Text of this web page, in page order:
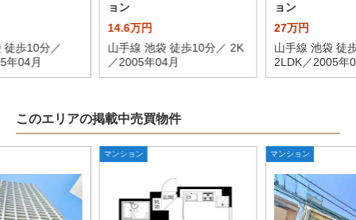
徒歩10分／
年04月
ョン
14.6万円
山手線 池袋 徒歩10分／ 2K
／2005年04月
ョン
27万円
山手線 池袋 徒
2LDK／2005年
このエリアの掲載中売買物件
マンション マンション